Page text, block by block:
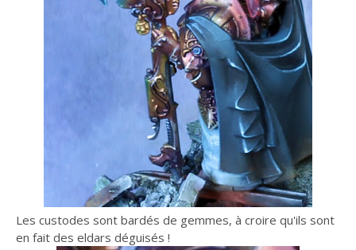
Les custodes sont bardés de gemmes, à croire qu'ils sont
en fait des eldars déguisés !